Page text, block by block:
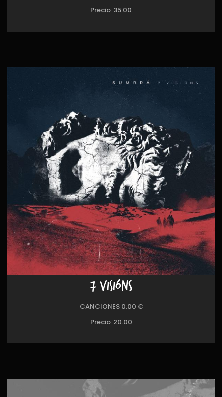
Precio: 35.00
7 VISIÓNS
CANCIONES 0.00 €
Precio: 20.00